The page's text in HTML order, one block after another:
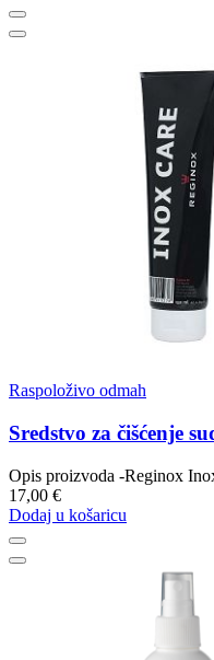
Raspoloživo odmah
Sredstvo za čišćenje
Opis proizvoda -Reginox
17,00 €
Dodaj u košaricu